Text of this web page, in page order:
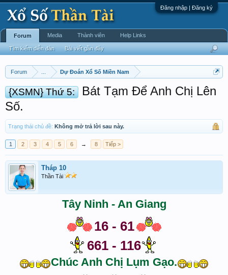
Đăng nhập | Đăng ký
Forum Dự Đoán Xổ Số Miền Nam
{XSMN} Thứ 5:
Bát Tạm Để Anh Chị Lên
Số.
Trạng thái chủ đề: Không mở trả lời sau này.
1 2 3 4 5 6 → 8 Tiếp >
Tháp 10
Thần Tài
Tây Ninh - An Giang
16 - 61
661 - 116
Chúc Anh Chị Lụm Gạo.
Forum
Tìm kiếm diễn đàn Bài viết gần đây
Media Thành viên Help Links